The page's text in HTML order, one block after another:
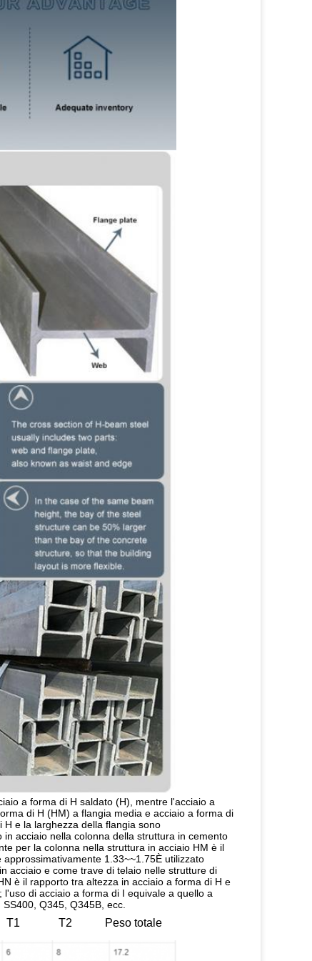
a forma di H saldato (H), mentre l'acciaio a
di H (HM) a flangia media e acciaio a forma di
e la larghezza della flangia sono
acciaio nella colonna della struttura in cemento
per la colonna nella struttura in acciaio HM è il
1.33~~1.75È utilizzato
acciaio e come trave di telaio nelle strutture di
è il rapporto tra altezza in acciaio a forma di H e
di acciaio a forma di I equivale a quello a
Q345, Q345B, ecc.
T1 T2 Peso totale